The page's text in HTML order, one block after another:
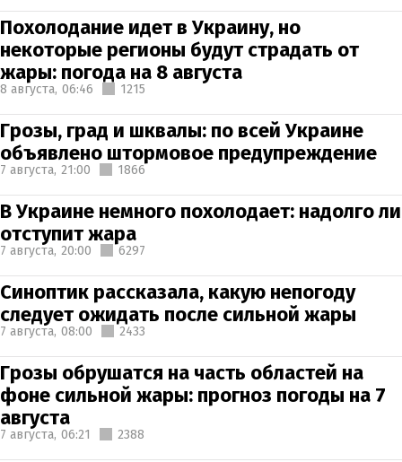
Похолодание идет в Украину, но
некоторые регионы будут страдать от
жары: погода на 8 августа
8 августа, 06:46 1215
Грозы, град и шквалы: по всей Украине
объявлено штормовое предупреждение
7 августа, 21:00 1866
В Украине немного похолодает: надолго ли
отступит жара
7 августа, 20:00 6297
Синоптик рассказала, какую непогоду
следует ожидать после сильной жары
7 августа, 08:00 2433
Грозы обрушатся на часть областей на
фоне сильной жары: прогноз погоды на 7
августа
7 августа, 06:21 2388